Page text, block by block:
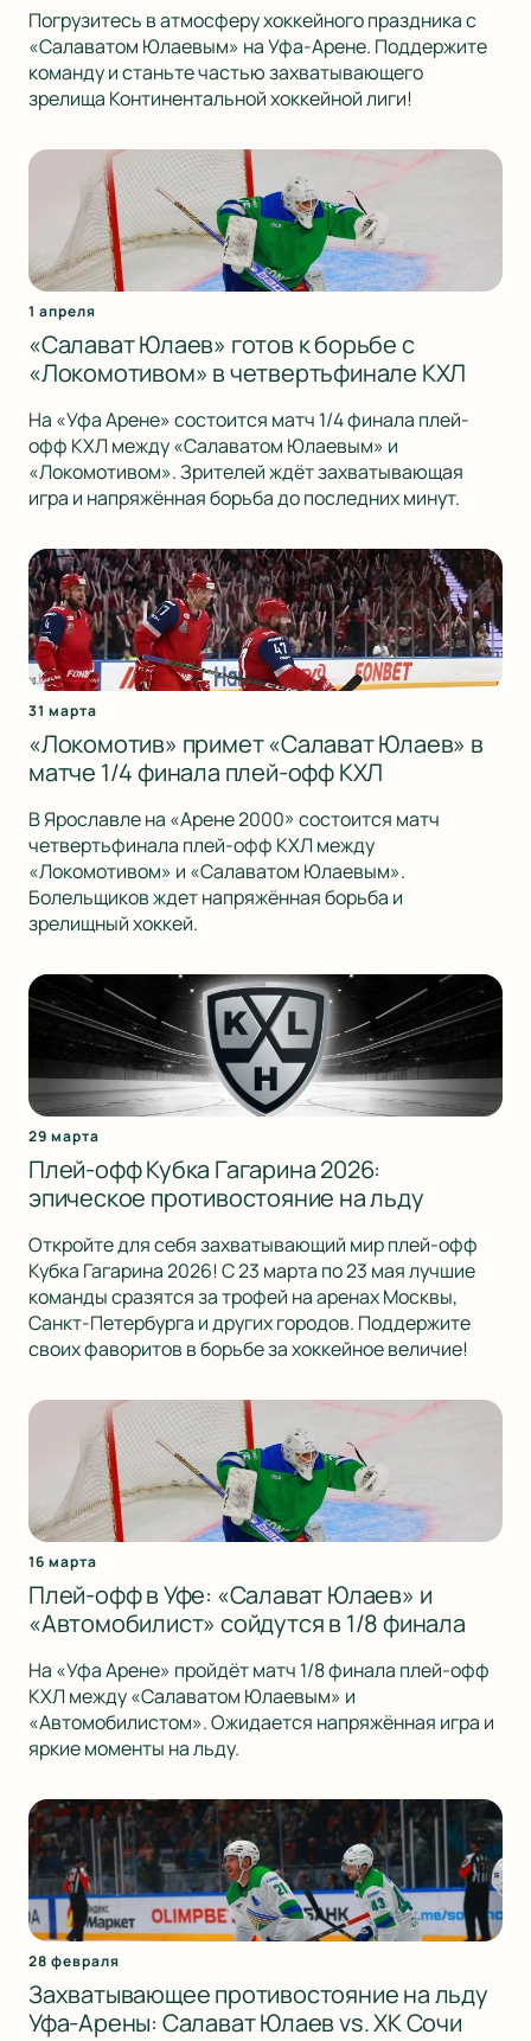
Погрузитесь в атмосферу хоккейного праздника с
«Салаватом Юлаевым» на Уфа-Арене. Поддержите
команду и станьте частью захватывающего
зрелища Континентальной хоккейной лиги!
1 апреля
«Салават Юлаев» готов к борьбе с
«Локомотивом» в четвертьфинале КХЛ
На «Уфа Арене» состоится матч 1/4 финала плей-
офф КХЛ между «Салаватом Юлаевым» и
«Локомотивом». Зрителей ждёт захватывающая
игра и напряжённая борьба до последних минут.
31 марта
«Локомотив» примет «Салават Юлаев» в
матче 1/4 финала плей-офф КХЛ
В Ярославле на «Арене 2000» состоится матч
четвертьфинала плей-офф КХЛ между
«Локомотивом» и «Салаватом Юлаевым».
Болельщиков ждет напряжённая борьба и
зрелищный хоккей.
29 марта
Плей-офф Кубка Гагарина 2026:
эпическое противостояние на льду
Откройте для себя захватывающий мир плей-офф
Кубка Гагарина 2026! С 23 марта по 23 мая лучшие
команды сразятся за трофей на аренах Москвы,
Санкт-Петербурга и других городов. Поддержите
своих фаворитов в борьбе за хоккейное величие!
16 марта
Плей-офф в Уфе: «Салават Юлаев» и
«Автомобилист» сойдутся в 1/8 финала
На «Уфа Арене» пройдёт матч 1/8 финала плей-офф
КХЛ между «Салаватом Юлаевым» и
«Автомобилистом». Ожидается напряжённая игра и
яркие моменты на льду.
28 февраля
Захватывающее противостояние на льду
Уфа-Арены: Салават Юлаев vs. ХК Сочи